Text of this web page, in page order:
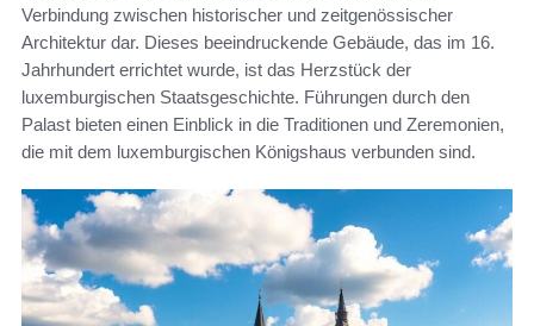
Verbindung zwischen historischer und zeitgenössischer
Architektur dar. Dieses beeindruckende Gebäude, das im 16.
Jahrhundert errichtet wurde, ist das Herzstück der
luxemburgischen Staatsgeschichte. Führungen durch den
Palast bieten einen Einblick in die Traditionen und Zeremonien,
die mit dem luxemburgischen Königshaus verbunden sind.